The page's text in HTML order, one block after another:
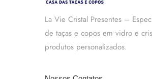
La Vie Cristal Presentes –
de taças e copos em vidro e
produtos personalizados.